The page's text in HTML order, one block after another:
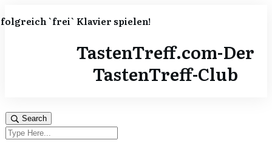
`frei` Klavier spielen!
TastenTreff.com-Der
TastenTreff-Club
Search